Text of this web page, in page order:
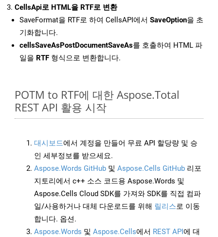
CellsApi로 HTML을 RTF로 변환
SaveFormat을 RTF로 하여 CellsAPI에서 SaveOption을 초
기화합니다.
cellsSaveAsPostDocumentSaveAs를 호출하여 HTML 파
일을 RTF 형식으로 변환합니다.
POTM to RTF에 대한 Aspose.Total
REST API 활용 시작
대시보드에서 계정을 만들어 무료 API 할당량 및 승
인 세부정보를 받으세요.
Aspose.Words GitHub 및 Aspose.Cells GitHub 리포
지토리에서 c++ 소스 코드용 Aspose.Words 및
Aspose.Cells Cloud SDK를 가져와 SDK를 직접 컴파
일/사용하거나 대체 다운로드를 위해 릴리스로 이동
합니다. 옵션.
Aspose.Words 및 Aspose.Cells에서 REST API에 대